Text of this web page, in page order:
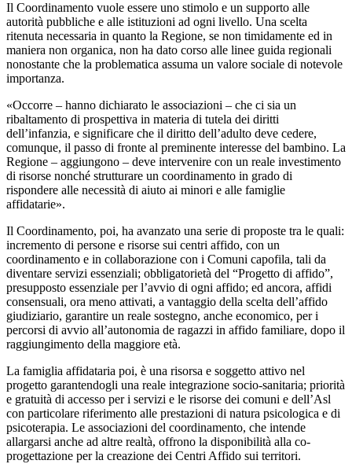
Il Coordinamento vuole essere uno stimolo e un supporto alle
autorità pubbliche e alle istituzioni ad ogni livello. Una scelta
ritenuta necessaria in quanto la Regione, se non timidamente ed in
maniera non organica, non ha dato corso alle linee guida regionali
nonostante che la problematica assuma un valore sociale di notevole
importanza.
«Occorre – hanno dichiarato le associazioni – che ci sia un
ribaltamento di prospettiva in materia di tutela dei diritti
dell’infanzia, e significare che il diritto dell’adulto deve cedere,
comunque, il passo di fronte al preminente interesse del bambino. La
Regione – aggiungono – deve intervenire con un reale investimento
di risorse nonché strutturare un coordinamento in grado di
rispondere alle necessità di aiuto ai minori e alle famiglie
affidatarie».
Il Coordinamento, poi, ha avanzato una serie di proposte tra le quali:
incremento di persone e risorse sui centri affido, con un
coordinamento e in collaborazione con i Comuni capofila, tali da
diventare servizi essenziali; obbligatorietà del “Progetto di affido”,
presupposto essenziale per l’avvio di ogni affido; ed ancora, affidi
consensuali, ora meno attivati, a vantaggio della scelta dell’affido
giudiziario, garantire un reale sostegno, anche economico, per i
percorsi di avvio all’autonomia de ragazzi in affido familiare, dopo il
raggiungimento della maggiore età.
La famiglia affidataria poi, è una risorsa e soggetto attivo nel
progetto garantendogli una reale integrazione socio-sanitaria; priorità
e gratuità di accesso per i servizi e le risorse dei comuni e dell’Asl
con particolare riferimento alle prestazioni di natura psicologica e di
psicoterapia. Le associazioni del coordinamento, che intende
allargarsi anche ad altre realtà, offrono la disponibilità alla co-
progettazione per la creazione dei Centri Affido sui territori.